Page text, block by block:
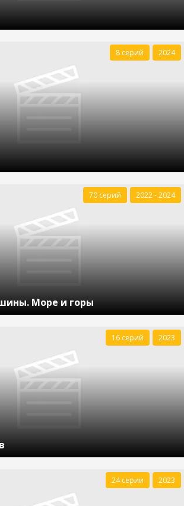
8 серий 2024
Море и горы
70 серий 2022 - 2024
16 серий 2023
24 серии 2023